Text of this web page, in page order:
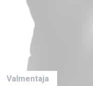
Valmentaja